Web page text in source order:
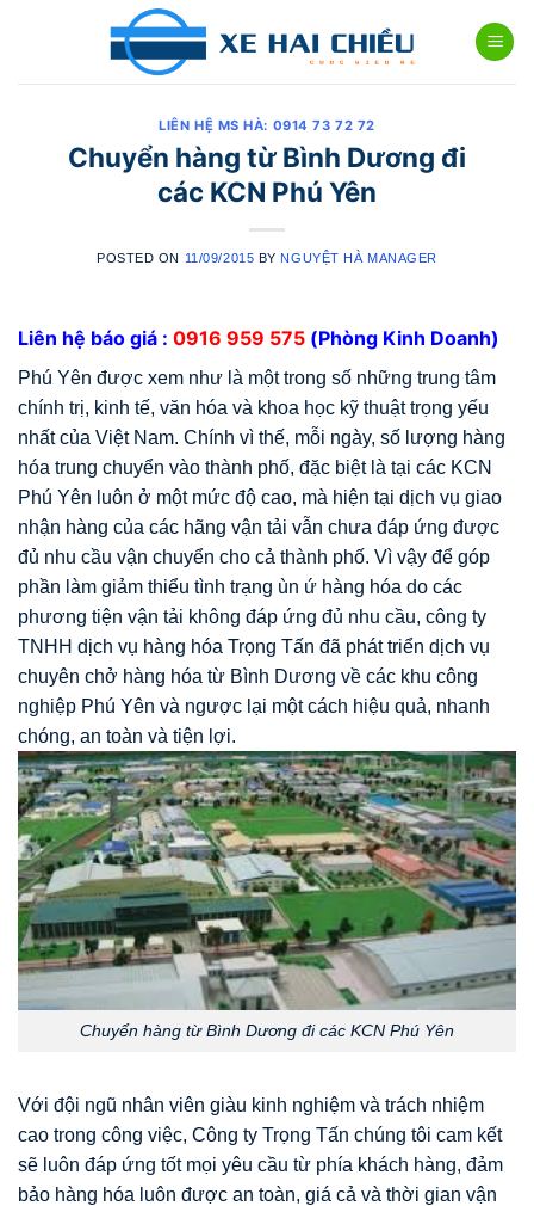
LIÊN HỆ MS HÀ: 0914 73 72 72
Chuyển hàng từ Bình Dương đi
các KCN Phú Yên
POSTED ON 11/09/2015 BY NGUYỆT HÀ MANAGER
Liên hệ báo giá : 0916 959 575 (Phòng Kinh Doanh)
Phú Yên được xem như là một trong số những trung tâm
chính trị, kinh tế, văn hóa và khoa học kỹ thuật trọng yếu
nhất của Việt Nam. Chính vì thế, mỗi ngày, số lượng hàng
hóa trung chuyển vào thành phố, đặc biệt là tại các KCN
Phú Yên luôn ở một mức độ cao, mà hiện tại dịch vụ giao
nhận hàng của các hãng vận tải vẫn chưa đáp ứng được
đủ nhu cầu vận chuyển cho cả thành phố. Vì vậy để góp
phần làm giảm thiểu tình trạng ùn ứ hàng hóa do các
phương tiện vận tải không đáp ứng đủ nhu cầu, công ty
TNHH dịch vụ hàng hóa Trọng Tấn đã phát triển dịch vụ
chuyên chở hàng hóa từ Bình Dương về các khu công
nghiệp Phú Yên và ngược lại một cách hiệu quả, nhanh
chóng, an toàn và tiện lợi.
Chuyển hàng từ Bình Dương đi các KCN Phú Yên
Với đội ngũ nhân viên giàu kinh nghiệm và trách nhiệm
cao trong công việc, Công ty Trọng Tấn chúng tôi cam kết
sẽ luôn đáp ứng tốt mọi yêu cầu từ phía khách hàng, đảm
bảo hàng hóa luôn được an toàn, giá cả và thời gian vận